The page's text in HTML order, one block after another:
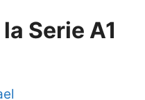
Serie A1